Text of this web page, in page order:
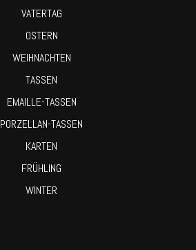
VATERTAG
OSTERN
WEIHNACHTEN
TASSEN
EMAILLE-TASSEN
PORZELLAN-TASSEN
KARTEN
FRÜHLING
WINTER